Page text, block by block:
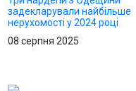
задекларували найбільше
нерухомості у 2024 році
08 серпня 2025